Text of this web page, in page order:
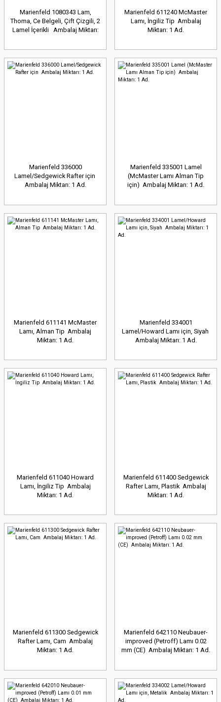
Marienfeld 1080343 Lam,
Thoma, Ce Belgeli, Çift Çizgili, 2
Lamel İçerikli Ambalaj Miktarı:
Marienfeld 611240 McMaster
Lamı, İngiliz Tip Ambalaj
Miktarı: 1 Ad.
Marienfeld 336000
Lamel/Sedgewick Rafter için
Ambalaj Miktarı: 1 Ad.
Marienfeld 335001 Lamel
(McMaster Lamı Alman Tip
için) Ambalaj Miktarı: 1 Ad.
Marienfeld 611141 McMaster
Lamı, Alman Tip Ambalaj
Miktarı: 1 Ad.
Marienfeld 334001
Lamel/Howard Lamı için, Siyah
Ambalaj Miktarı: 1 Ad.
Marienfeld 611040 Howard
Lamı, İngiliz Tip Ambalaj
Miktarı: 1 Ad.
Marienfeld 611400 Sedgewick
Rafter Lamı, Plastik Ambalaj
Miktarı: 1 Ad.
Marienfeld 611300 Sedgewick
Rafter Lamı, Cam Ambalaj
Miktarı: 1 Ad.
Marienfeld 642110 Neubauer-
improved (Petroff) Lamı 0.02
mm (CE) Ambalaj Miktarı: 1 Ad.